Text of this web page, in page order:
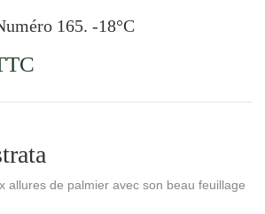
165. -18°C
allures de palmier avec son beau feuillage